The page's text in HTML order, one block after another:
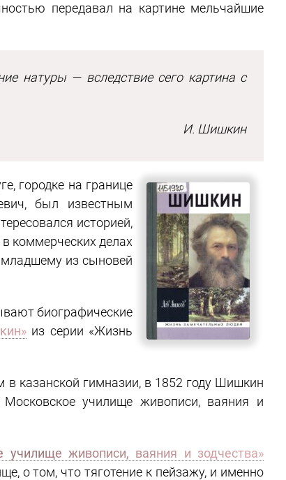
передавал на картине мельчайшие
натуры — вследствие сего картина с
И. Шишкин
городке на границе
был известным
историей,
коммерческих делах
младшему из сыновей
биографические
из серии «Жизнь
казанской гимназии, в 1852 году Шишкин
училище живописи, ваяния и
живописи, ваяния и зодчества»
о том, что тяготение к пейзажу, и именно